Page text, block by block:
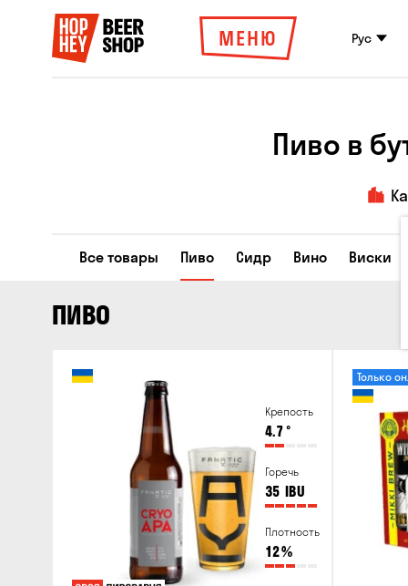
МЕНЮ Рус
Пиво в
Все товары Пиво Сидр Вино Виски
ПИВО
Крепость
4.7°
Горечь
35 IBU
Плотность
12%
Только